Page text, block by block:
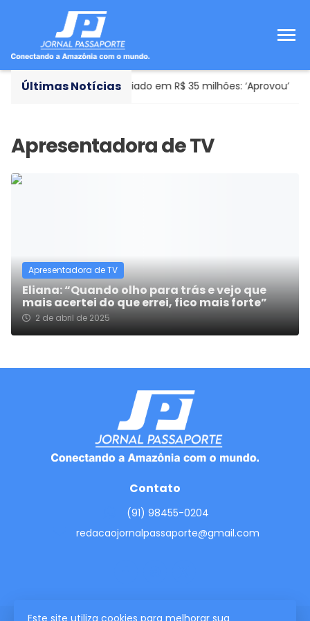
Últimas Notícias
novo avião avaliado em R$ 35 milhões: ‘Aprovou’
Apresentadora de TV
Eliana: “Quando olho para trás e vejo que
mais acertei do que errei, fico mais forte”
2 de abril de 2025
Este site utiliza cookies para melhorar sua
Contato
(91) 98455-0204
redacaojornalpassaporte@gmail.com